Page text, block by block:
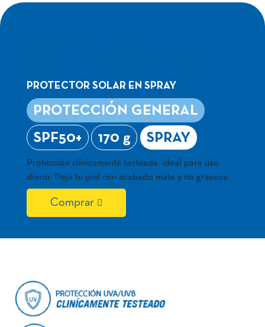
PROTECTOR SOLAR EN SPRAY
PROTECCIÓN GENERAL
SPF50+
170 g SPRAY
Protección clínicamente testeada, ideal para uso
diario. Deja tu piel con acabado mate y no grasosa.
Comprar